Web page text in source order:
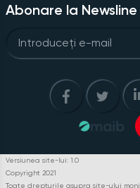
Abonare la Newsline
Versiunea site-lui: 1.0
Copyright 2021
Toate drepturile asupra site-ului